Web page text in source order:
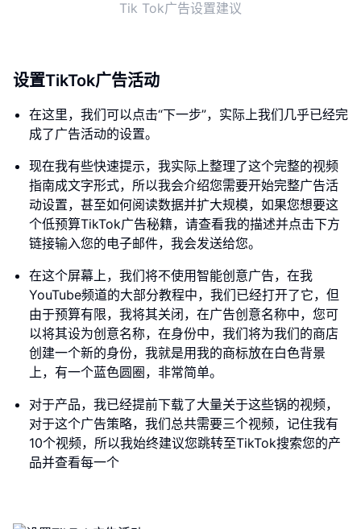
Tik Tok广告设置建议
设置TikTok广告活动
在这里，我们可以点击“下一步”，实际上我们几乎已经完
成了广告活动的设置。
现在我有些快速提示，我实际上整理了这个完整的视频
指南成文字形式，所以我会介绍您需要开始完整广告活
动设置，甚至如何阅读数据并扩大规模，如果您想要这
个低预算TikTok广告秘籍，请查看我的描述并点击下方
链接输入您的电子邮件，我会发送给您。
在这个屏幕上，我们将不使用智能创意广告，在我
YouTube频道的大部分教程中，我们已经打开了它，但
由于预算有限，我将其关闭，在广告创意名称中，您可
以将其设为创意名称，在身份中，我们将为我们的商店
创建一个新的身份，我就是用我的商标放在白色背景
上，有一个蓝色圆圈，非常简单。
对于产品，我已经提前下载了大量关于这些锅的视频，
对于这个广告策略，我们总共需要三个视频，记住我有
10个视频，所以我始终建议您跳转至TikTok搜索您的产
品并查看每一个